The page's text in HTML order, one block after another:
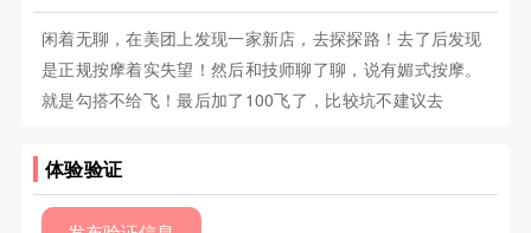
闲着无聊，在美团上发现一家新店，去探探路！去了后发现
是正规按摩着实失望！然后和技师聊了聊，说有媚式按摩。
就是勾搭不给飞！最后加了100飞了，比较坑不建议去
体验验证